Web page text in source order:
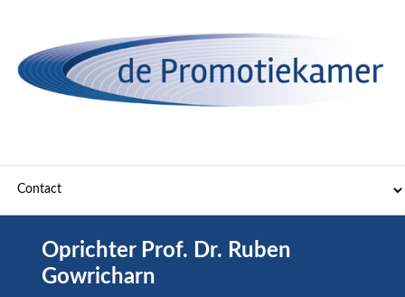
Oprichter Prof. Dr. Ruben
Gowricharn